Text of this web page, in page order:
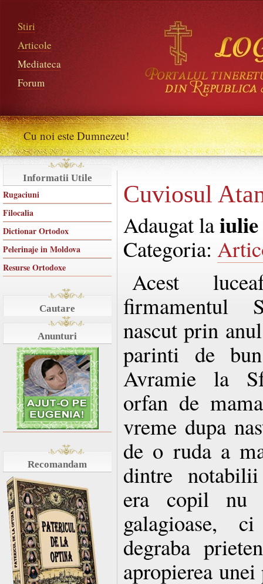
Stiri
Articole
Mediateca
Forum
Cu noi este Dumnezeu!
Informatii Utile
Rugaciuni
Filocalia
Dictionar Ortodox
Pelerinaje in Moldova
Resurse Ortodoxe
Cautare
Anunturi
Recomandam
Cuviosul
Adaugat laiulie
Categoria:
Acest
firmamentul
nascut prin
parinti de
Avramie la
orfan de
vreme dupa
de o ruda a
dintre
era copil nu
galagioase,
degraba
apropierea